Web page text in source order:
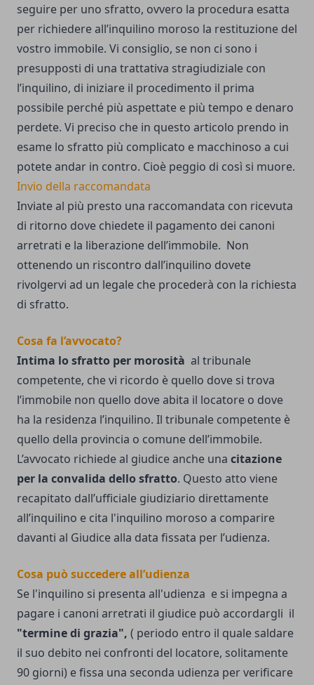
seguire per uno sfratto, ovvero la procedura esatta
per richiedere all’inquilino moroso la restituzione del
vostro immobile. Vi consiglio, se non ci sono i
presupposti di una trattativa stragiudiziale con
l’inquilino, di iniziare il procedimento il prima
possibile perché più aspettate e più tempo e denaro
perdete. Vi preciso che in questo articolo prendo in
esame lo sfratto più complicato e macchinoso a cui
potete andar in contro. Cioè peggio di così si muore.
Invio della raccomandata
Inviate al più presto una raccomandata con ricevuta
di ritorno dove chiedete il pagamento dei canoni
arretrati e la liberazione dell’immobile. Non
ottenendo un riscontro dall’inquilino dovete
rivolgervi ad un legale che procederà con la richiesta
di sfratto.
Cosa fa l’avvocato?
Intima lo sfratto per morosità al tribunale
competente, che vi ricordo è quello dove si trova
l’immobile non quello dove abita il locatore o dove
ha la residenza l’inquilino. Il tribunale competente è
quello della provincia o comune dell’immobile.
L’avvocato richiede al giudice anche una citazione
per la convalida dello sfratto. Questo atto viene
recapitato dall’ufficiale giudiziario direttamente
all’inquilino e cita l'inquilino moroso a comparire
davanti al Giudice alla data fissata per l’udienza.
Cosa può succedere all’udienza
Se l'inquilino si presenta all'udienza e si impegna a
pagare i canoni arretrati il giudice può accordargli il
"termine di grazia", ( periodo entro il quale saldare
il suo debito nei confronti del locatore, solitamente
90 giorni) e fissa una seconda udienza per verificare